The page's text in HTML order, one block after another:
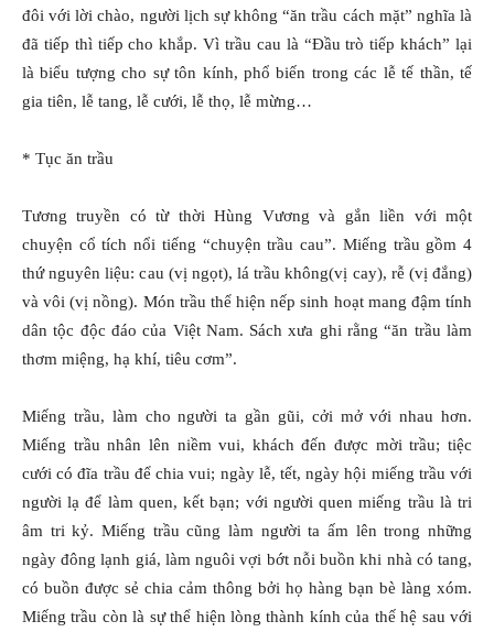
đôi với lời chào, người lịch sự không “ăn trầu cách mặt” nghĩa là
đã tiếp thì tiếp cho khắp. Vì trầu cau là “Ðầu trò tiếp khách” lại
là biểu tượng cho sự tôn kính, phổ biến trong các lễ tế thần, tế
gia tiên, lễ tang, lễ cưới, lễ thọ, lễ mừng…
* Tục ăn trầu
Tương truyền có từ thời Hùng Vương và gắn liền với một
chuyện cổ tích nổi tiếng “chuyện trầu cau”. Miếng trầu gồm 4
thứ nguyên liệu: cau (vị ngọt), lá trầu không(vị cay), rễ (vị đắng)
và vôi (vị nồng). Món trầu thể hiện nếp sinh hoạt mang đậm tính
dân tộc độc đáo của Việt Nam. Sách xưa ghi rằng “ăn trầu làm
thơm miệng, hạ khí, tiêu cơm”.
Miếng trầu, làm cho người ta gần gũi, cởi mở với nhau hơn.
Miếng trầu nhân lên niềm vui, khách đến được mời trầu; tiệc
cưới có đĩa trầu để chia vui; ngày lễ, tết, ngày hội miếng trầu với
người lạ để làm quen, kết bạn; với người quen miếng trầu là tri
âm tri kỷ. Miếng trầu cũng làm người ta ấm lên trong những
ngày đông lạnh giá, làm nguôi vợi bớt nỗi buồn khi nhà có tang,
có buồn được sẻ chia cảm thông bởi họ hàng bạn bè làng xóm.
Miếng trầu còn là sự thể hiện lòng thành kính của thế hệ sau với